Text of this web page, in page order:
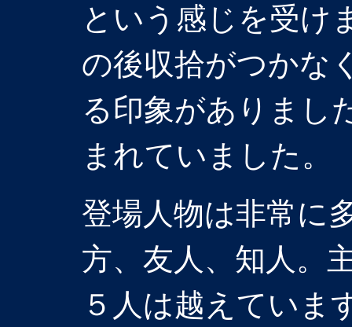
という感じを受け
の後収拾がつかな
る印象がありまし
まれていました。
登場人物は非常に
方、友人、知人。
５人は越えていま